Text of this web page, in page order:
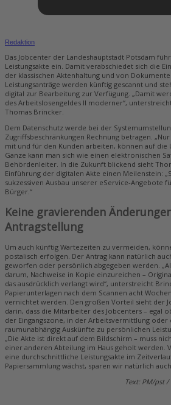
Redaktion
Das Jobcenter der Landeshauptstadt Potsdam
Leistungsakte ein. Damit verabschiedet sich die
der klassischen Aktenhaltung und von
Leistungsanträge werden künftig gescannt und
digital zur Bearbeitung zur Verfügung. „Damit
des Arbeitslosengeldes II moderner“,
Thomas Brincker.
Dem Datenschutz werde bei der
Zugriffsbeschränkungen Rechnung betragen.
mit und für den Kunden arbeiten, können auf die
Ganze kann man sich wie einen elektronischen
Behördenleiter. In die Zukunft blickend sieht
Einführung der digitalen Akte einen Meilenstein:
sukzessiven Ausbau unserer eService-Angebote
Bürger.“
Keine gravierenden
Antragstellung
Um auch künftig Wartezeiten zu vermeiden,
postalisch erfolgen. Der Antrag kann natürlich
geworfen oder persönlich abgegeben werden.
darum, Nachweise in Kopie einzureichen –
das ausdrücklich verlangt wird“, unterstreicht
Papierunterlagen nach dem Scannen acht
vernichtet werden. Den großen Vorteil sieht der
darin, dass die Mitarbeiter des Jobcenters – egal
der Eingangszone, in der Arbeitsvermittlung oder
raumunabhängig Auskünfte zu persönlichen
„Die Akte ist direkt auf dem Bildschirm – muss
einer anderen Abteilung im Haus geholt werden.
eine durchschnittliche Leistungsakte im
Papiersammlung wächst, sparen wir natürlich
Text: PM/pst